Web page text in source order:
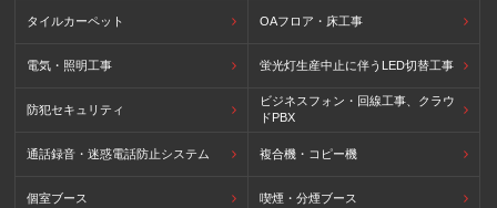
タイルカーペット OAフロア・床工事
電気・照明工事 蛍光灯生産中止に伴うLED切替工事
防犯セキュリティ
ビジネスフォン・回線工事、クラウ
ドPBX
通話録音・迷惑電話防止システム 複合機・コピー機
個室ブース 喫煙・分煙ブース